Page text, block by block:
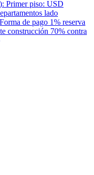
Primer piso: USD
lado
de pago 1% reserva
construcción 70% contra